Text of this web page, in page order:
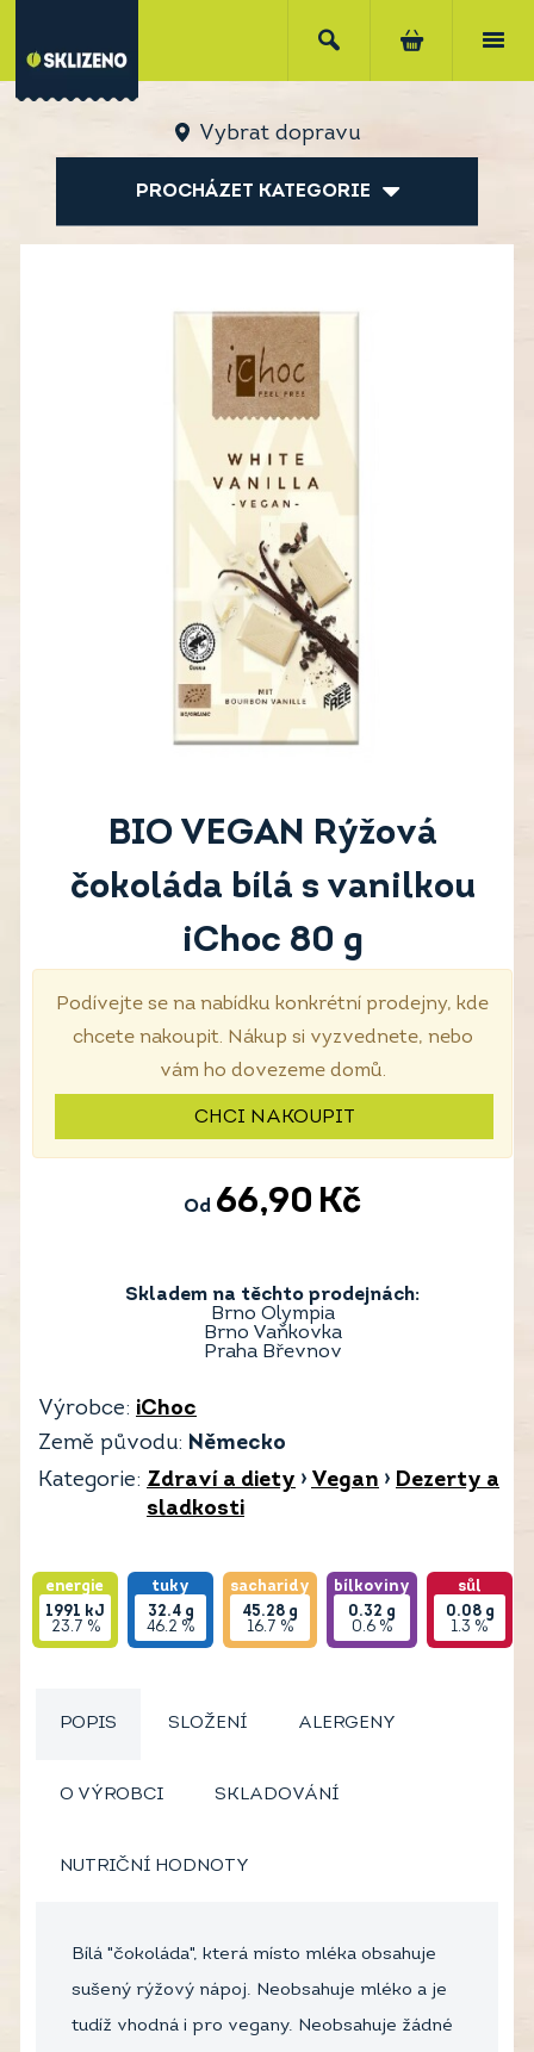
Vybrat dopravu
PROCHÁZET KATEGORIE
BIO VEGAN Rýžová
čokoláda bílá s vanilkou
iChoc 80 g
Podívejte se na nabídku konkrétní prodejny, kde
chcete nakoupit. Nákup si vyzvednete, nebo
vám ho dovezeme domů.
CHCI NAKOUPIT
Od 66,90 Kč
Skladem na těchto prodejnách:
Brno Olympia
Brno Vaňkovka
Praha Břevnov
Výrobce: iChoc
Země původu: Německo
Kategorie: Zdraví a diety › Vegan › Dezerty a
sladkosti
energie
1991 kJ
23.7 %
tuky
32.4 g
46.2 %
sacharidy
45.28 g
16.7 %
bílkoviny
0.32 g
0.6 %
sůl
0.08 g
1.3 %
POPIS SLOŽENÍ ALERGENY
O VÝROBCI SKLADOVÁNÍ
NUTRIČNÍ HODNOTY
Bílá "čokoláda", která místo mléka obsahuje
sušený rýžový nápoj. Neobsahuje mléko a je
tudíž vhodná i pro vegany. Neobsahuje žádné